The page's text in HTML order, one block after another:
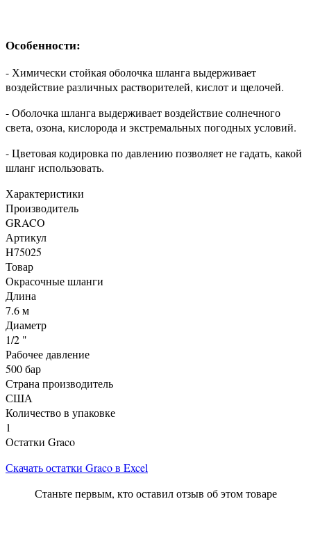
Особенности:
- Химически стойкая оболочка шланга выдерживает
воздействие различных растворителей, кислот и щелочей.
- Оболочка шланга выдерживает воздействие солнечного
света, озона, кислорода и экстремальных погодных условий.
- Цветовая кодировка по давлению позволяет не гадать, какой
шланг использовать.
Характеристики
Производитель
GRACO
Артикул
H75025
Товар
Окрасочные шланги
Длина
7.6 м
Диаметр
1/2 "
Рабочее давление
500 бар
Страна производитель
США
Количество в упаковке
1
Остатки Graco
Скачать остатки Graco в Excel
Станьте первым, кто оставил отзыв об этом товаре